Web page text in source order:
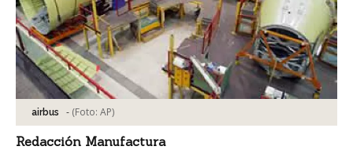
airbus - (Foto: AP)
Redacción Manufactura